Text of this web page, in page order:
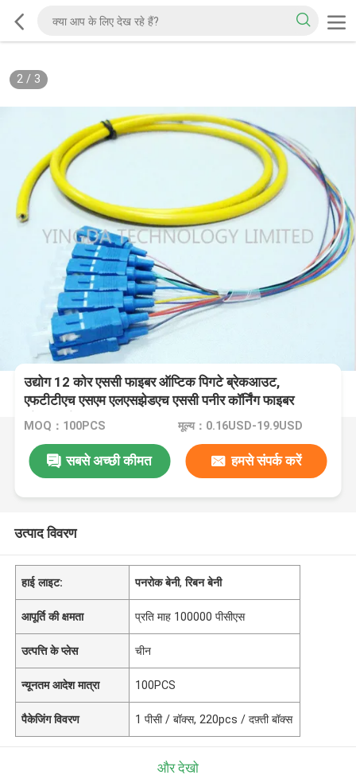
2/ 3
उद्योग 12 कोर एससी फाइबर ऑप्टिक पिगटे ब्रेकआउट,
एफटीटीएच एसएम एलएसझेडएच एससी पनीर कॉर्निंग फाइबर
जी652 डी
MOQ：100PCS मूल्य：0.16USD-19.9USD
सबसे अच्छी कीमत हमसे संपर्क करें
उत्पाद विवरण
हाई लाइट: पनरोक बेनी,रिबन बेनी
आपूर्ति की क्षमता प्रति माह 100000 पीसीएस
उत्पत्ति के प्लेस चीन
न्यूनतम आदेश मात्रा 100PCS
पैकेजिंग विवरण 1 पीसी / बॉक्स, 220pcs / दफ़्ती बॉक्स
और देखो